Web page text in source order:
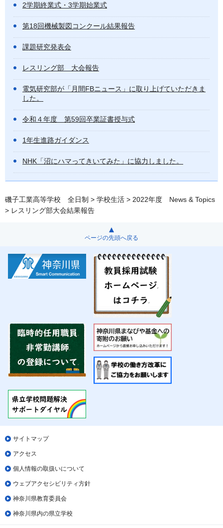
2学期終業式・3学期始業式
第18回機械製図コンクール結果報告
課題研究発表会
レスリング部 大会報告
電気研究部が「月間FBニュース」に取り上げていただきま
した。
令和４年度 第59回卒業証書授与式
1年生進路ガイダンス
NHK「沼にハマってきいてみた」に協力しました。
磯子工業高等学校 全日制 > 学校生活 > 2022年度 News & Topics
> レスリング部大会結果報告
ページの先頭へ戻る
サイトマップ
アクセス
個人情報の取扱いについて
ウェブアクセシビリティ方針
神奈川県教育委員会
神奈川県内の県立学校